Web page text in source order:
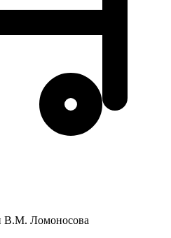
В.М. Ломоносова